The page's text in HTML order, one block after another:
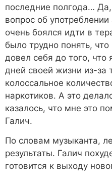
последние полгода…
вопрос об
очень боялся идти в
было трудно понять,
довел себя до того, что
дней своей жизни из-за
колоссальное
наркотиков. А это
казалось, что мне это
Галич.
По словам музыканта,
результаты. Галич
готовится к выходу